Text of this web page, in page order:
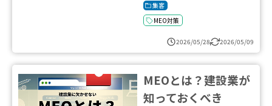
集客
MEO対策
2026/05/28 2026/05/09
MEOとは？建設業が
知っておくべき